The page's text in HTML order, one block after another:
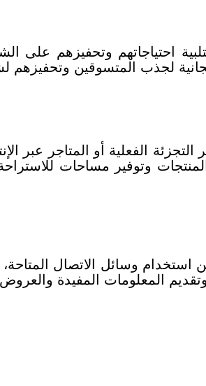
احتياجاتهم وتحفيزهم على
لجذب المتسوقين وتحفيزهم
الفعلية أو المتاجر عبر
وتوفير مساحات
استخدام وسائل الاتصال
وتقديم المعلومات المفيدة